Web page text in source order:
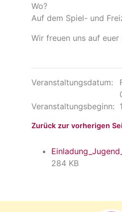
Wo?
Auf dem Spiel- und
Wir freuen uns auf euer
Veranstaltungsdatum:
Veranstaltungsbeginn:
Zurück zur vorherigen
284 KB